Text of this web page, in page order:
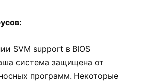
SVM support в BIOS
система защищена от
программ. Некоторые